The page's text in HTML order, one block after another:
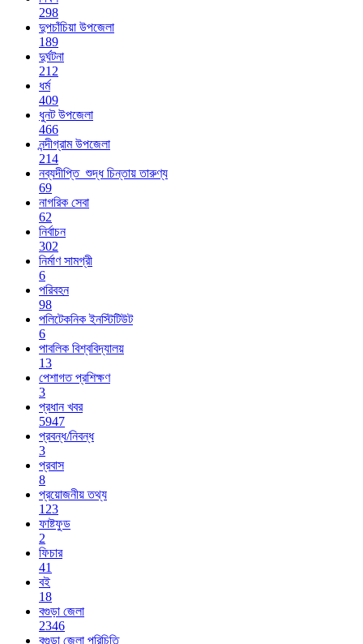
298
দুপচাঁচিয়া উপজেলা
189
দুর্ঘটনা
212
ধর্ম
409
ধুনট উপজেলা
466
নন্দীগ্রাম উপজেলা
214
নব্যদীপ্তি_শুদ্ধ চিন্তায় তারুণ্য
69
নাগরিক সেবা
62
নির্বাচন
302
নির্মাণ সামগ্রী
6
পরিবহন
98
পলিটেকনিক ইনস্টিটিউট
6
পাবলিক বিশ্ববিদ্যালয়
13
পেশাগত প্রশিক্ষণ
3
প্রধান খবর
5947
প্রবন্ধ/নিবন্ধ
3
প্রবাস
8
প্রয়োজনীয় তথ্য
123
ফাষ্টফুড
2
ফিচার
41
বই
18
বগুড়া জেলা
2346
বগুড়া জেলা পরিচিতি